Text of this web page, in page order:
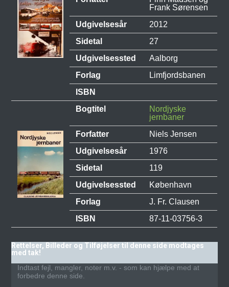
Frank Sørensen
Udgivelsesår
2012
Sidetal
27
Udgivelsessted
Aalborg
Forlag
Limfjordsbanen
ISBN
Bogtitel
Nordjyske
jernbaner
Forfatter
Niels Jensen
Udgivelsesår
1976
Sidetal
119
Udgivelsessted
København
Forlag
J. Fr. Clausen
ISBN
87-11-03756-3
Rettelser, Billeder og Tilføjelser til denne side modtages
med tak!